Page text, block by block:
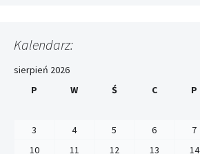
Kalendarz:
sierpień 2026
P
W Ś C P
3
4 5 6 7
10
11 12 13 14